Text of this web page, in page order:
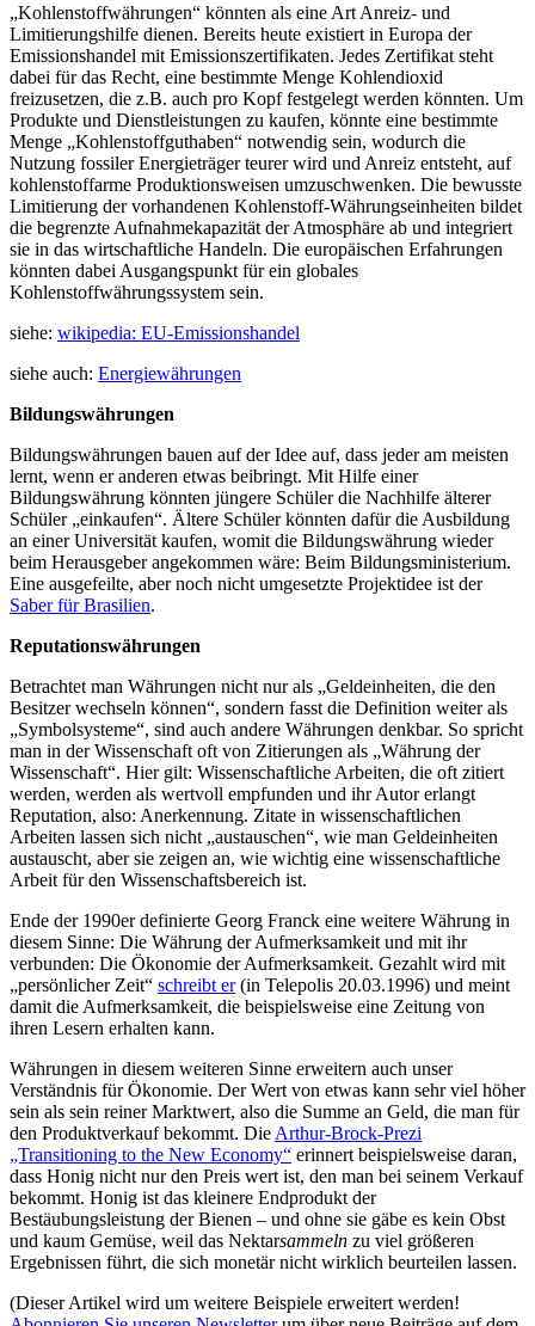
„Kohlenstoffwährungen“ könnten als eine Art Anreiz- und
Limitierungshilfe dienen. Bereits heute existiert in Europa der
Emissionshandel mit Emissionszertifikaten. Jedes Zertifikat steht
dabei für das Recht, eine bestimmte Menge Kohlendioxid
freizusetzen, die z.B. auch pro Kopf festgelegt werden könnten. Um
Produkte und Dienstleistungen zu kaufen, könnte eine bestimmte
Menge „Kohlenstoffguthaben“ notwendig sein, wodurch die
Nutzung fossiler Energieträger teurer wird und Anreiz entsteht, auf
kohlenstoffarme Produktionsweisen umzuschwenken. Die bewusste
Limitierung der vorhandenen Kohlenstoff-Währungseinheiten bildet
die begrenzte Aufnahmekapazität der Atmosphäre ab und integriert
sie in das wirtschaftliche Handeln. Die europäischen Erfahrungen
könnten dabei Ausgangspunkt für ein globales
Kohlenstoffwährungssystem sein.
siehe: wikipedia: EU-Emissionshandel
siehe auch: Energiewährungen
Bildungswährungen
Bildungswährungen bauen auf der Idee auf, dass jeder am meisten
lernt, wenn er anderen etwas beibringt. Mit Hilfe einer
Bildungswährung könnten jüngere Schüler die Nachhilfe älterer
Schüler „einkaufen“. Ältere Schüler könnten dafür die Ausbildung
an einer Universität kaufen, womit die Bildungswährung wieder
beim Herausgeber angekommen wäre: Beim Bildungsministerium.
Eine ausgefeilte, aber noch nicht umgesetzte Projektidee ist der
Saber für Brasilien.
Reputationswährungen
Betrachtet man Währungen nicht nur als „Geldeinheiten, die den
Besitzer wechseln können“, sondern fasst die Definition weiter als
„Symbolsysteme“, sind auch andere Währungen denkbar. So spricht
man in der Wissenschaft oft von Zitierungen als „Währung der
Wissenschaft“. Hier gilt: Wissenschaftliche Arbeiten, die oft zitiert
werden, werden als wertvoll empfunden und ihr Autor erlangt
Reputation, also: Anerkennung. Zitate in wissenschaftlichen
Arbeiten lassen sich nicht „austauschen“, wie man Geldeinheiten
austauscht, aber sie zeigen an, wie wichtig eine wissenschaftliche
Arbeit für den Wissenschaftsbereich ist.
Ende der 1990er definierte Georg Franck eine weitere Währung in
diesem Sinne: Die Währung der Aufmerksamkeit und mit ihr
verbunden: Die Ökonomie der Aufmerksamkeit. Gezahlt wird mit
„persönlicher Zeit“ schreibt er(in Telepolis 20.03.1996) und meint
damit die Aufmerksamkeit, die beispielsweise eine Zeitung von
ihren Lesern erhalten kann.
Währungen in diesem weiteren Sinne erweitern auch unser
Verständnis für Ökonomie. Der Wert von etwas kann sehr viel höher
sein als sein reiner Marktwert, also die Summe an Geld, die man für
den Produktverkauf bekommt. Die Arthur-Brock-Prezi
„Transitioning to the New Economy“ erinnert beispielsweise daran,
dass Honig nicht nur den Preis wert ist, den man bei seinem Verkauf
bekommt. Honig ist das kleinere Endprodukt der
Bestäubungsleistung der Bienen – und ohne sie gäbe es kein Obst
und kaum Gemüse, weil das Nektarsammeln zu viel größeren
Ergebnissen führt, die sich monetär nicht wirklich beurteilen lassen.
(Dieser Artikel wird um weitere Beispiele erweitert werden!